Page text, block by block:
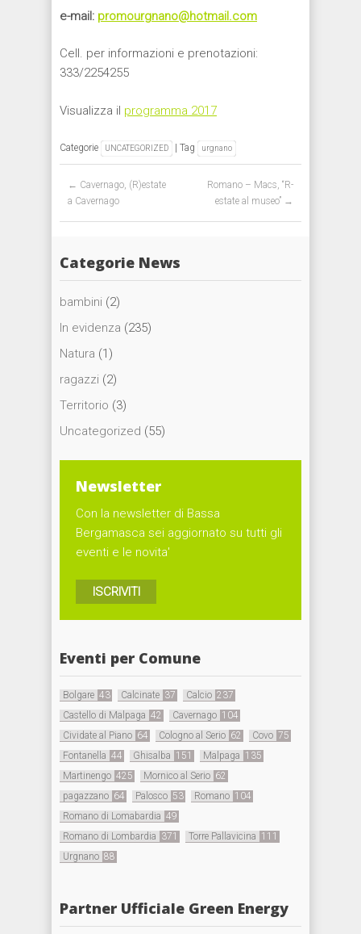
e-mail: promourgnano@hotmail.com
Cell. per informazioni e prenotazioni:
333/2254255
Visualizza il programma 2017
Categorie UNCATEGORIZED | Tag urgnano
← Cavernago, (R)estate
a Cavernago
Romano – Macs, “R-
estate al museo” →
Categorie News
bambini (2)
In evidenza (235)
Natura (1)
ragazzi (2)
Territorio (3)
Uncategorized (55)
Newsletter
Con la newsletter di Bassa
Bergamasca sei aggiornato su tutti gli
eventi e le novita'
ISCRIVITI
Eventi per Comune
Bolgare 43 Calcinate 37 Calcio 237
Castello di Malpaga 42 Cavernago 104
Cividate al Piano 64 Cologno al Serio 62 Covo 75
Fontanella 44 Ghisalba 151 Malpaga 135
Martinengo 425 Mornico al Serio 62
pagazzano 64 Palosco 53 Romano 104
Romano di Lomabardia 49
Romano di Lombardia 371 Torre Pallavicina 111
Urgnano 88
Partner Ufficiale Green Energy